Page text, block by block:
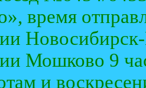
время
Мошково 9
и